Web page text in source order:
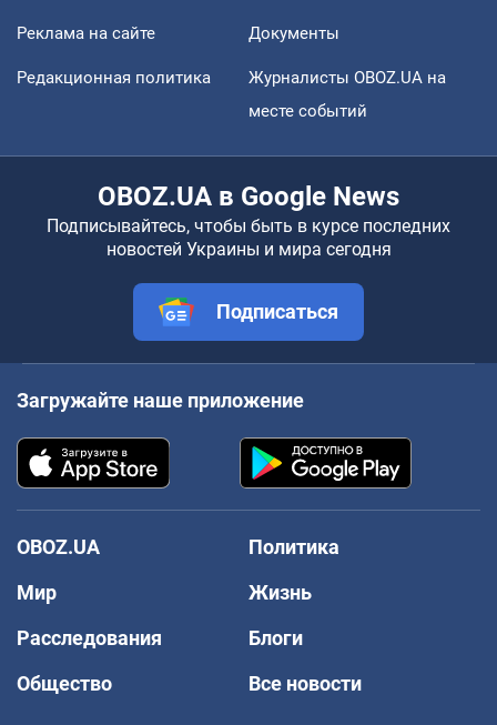
Реклама на сайте Документы
Редакционная политика
Журналисты OBOZ.UA на
месте событий
OBOZ.UA в Google News
Подписывайтесь, чтобы быть в курсе последних
новостей Украины и мира сегодня
Подписаться
Загружайте наше приложение
OBOZ.UA
Политика
Мир
Жизнь
Расследования
Блоги
Общество
Все новости